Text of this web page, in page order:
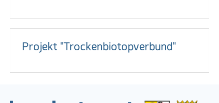
Projekt "Trockenbiotopverbund"